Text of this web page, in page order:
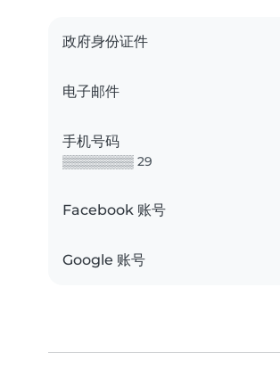
政府身份证件
电子邮件
手机号码
▒▒▒▒▒▒▒▒ 29
Facebook 账号
Google 账号